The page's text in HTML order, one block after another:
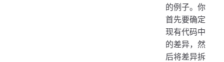
的例子。你
首先要确定
现有代码中
的差异，然
后将差异拆